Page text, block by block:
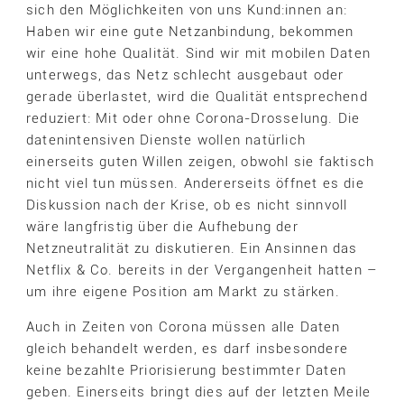
sich den Möglichkeiten von uns Kund:innen an:
Haben wir eine gute Netzanbindung, bekommen
wir eine hohe Qualität. Sind wir mit mobilen Daten
unterwegs, das Netz schlecht ausgebaut oder
gerade überlastet, wird die Qualität entsprechend
reduziert: Mit oder ohne Corona-Drosselung. Die
datenintensiven Dienste wollen natürlich
einerseits guten Willen zeigen, obwohl sie faktisch
nicht viel tun müssen. Andererseits öffnet es die
Diskussion nach der Krise, ob es nicht sinnvoll
wäre langfristig über die Aufhebung der
Netzneutralität zu diskutieren. Ein Ansinnen das
Netflix & Co. bereits in der Vergangenheit hatten –
um ihre eigene Position am Markt zu stärken.
Auch in Zeiten von Corona müssen alle Daten
gleich behandelt werden, es darf insbesondere
keine bezahlte Priorisierung bestimmter Daten
geben. Einerseits bringt dies auf der letzten Meile